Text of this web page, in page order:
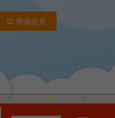
升级会员